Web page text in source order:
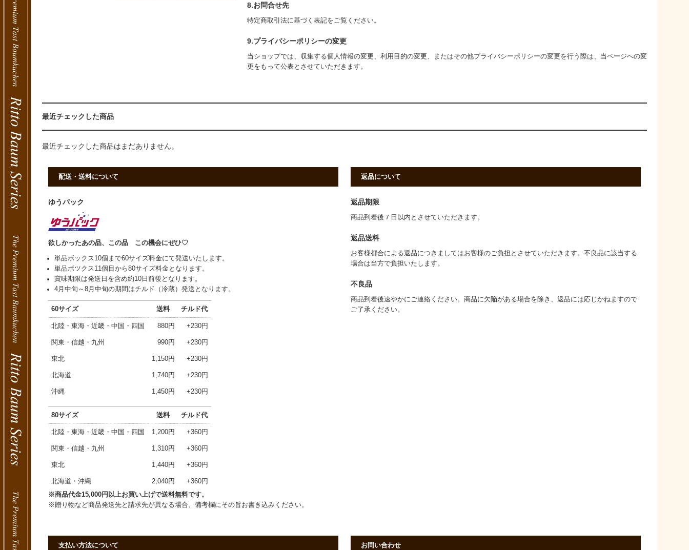
8.お問合せ先
特定商取引法に基づく表記をご覧ください。
9.プライバシーポリシーの変更
当ショップでは、収集する個人情報の変更、利用目的の変更、またはその他プライバシーポリシーの変更を行う際は、当ページへの変
更をもって公表とさせていただきます。
最近チェックした商品
最近チェックした商品はまだありません。
配送・送料について
ゆうパック
欲しかったあの品、この品 この機会にぜひ♡
単品ボックス10個まで60サイズ料金にて発送いたします。
単品ボツクス11個目から80サイズ料金となります。
賞味期限は発送日を含め約10日前後となります。
4月中旬～8月中旬の期間はチルド（冷蔵）発送となります。
60サイズ 送料 チルド代
北陸・東海・近畿・中国・四国 880円 +230円
関東・信越・九州 990円 +230円
東北 1,150円 +230円
北海道 1,740円 +230円
沖縄 1,450円 +230円
80サイズ 送料 チルド代
北陸・東海・近畿・中国・四国 1,200円 +360円
関東・信越・九州 1,310円 +360円
東北 1,440円 +360円
北海道・沖縄 2,040円
+360円
※商品代金15,000円以上お買い上げで送料無料です。
※贈り物など商品発送先と請求先が異なる場合、備考欄にその旨お書き込みください。
返品について
返品期限
商品到着後７日以内とさせていただきます。
返品送料
お客様都合による返品につきましてはお客様のご負担とさせていただきます。不良品に該当する
場合は当方で負担いたします。
不良品
商品到着後速やかにご連絡ください。商品に欠陥がある場合を除き、返品には応じかねますので
ご了承ください。
支払い方法について お問い合わせ